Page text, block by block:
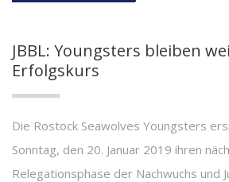
JBBL: Youngsters bleiben
Erfolgskurs
Die Rostock Seawolves Youngsters
Sonntag, den 20. Januar 2019 ihren
Relegationsphase der Nachwuchs und